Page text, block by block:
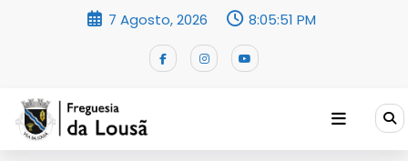
7 Agosto, 2026 8:05:51 PM